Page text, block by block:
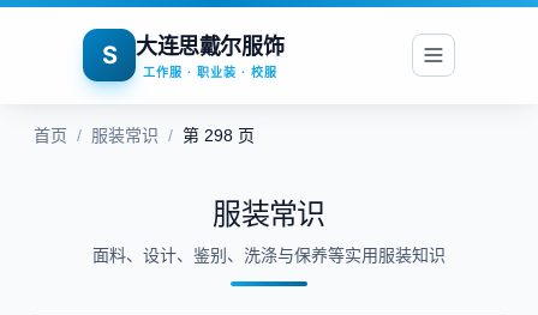
S 大连思戴尔服饰
工作服 · 职业装 · 校服
首页 / 服装常识 / 第 298 页
服装常识
面料、设计、鉴别、洗涤与保养等实用服装知识